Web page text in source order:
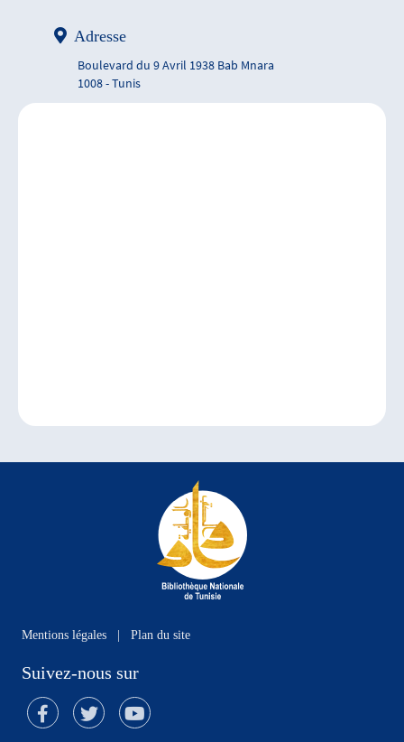
Adresse
Boulevard du 9 Avril 1938 Bab Mnara
1008 - Tunis
Mentions légales Plan du site
Suivez-nous sur